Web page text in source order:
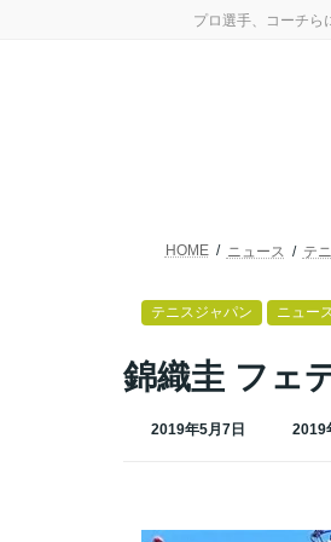
プロ選手、コーチら
テニスジャパン ニュース
錦織圭 フェ
2019年5月7日
最
2019
HOME ニュース テ